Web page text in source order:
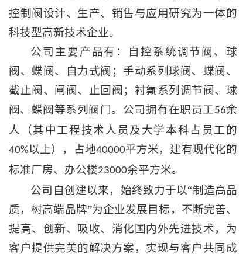
控制阀设计、生产、销售与应用研究为一体的
科技型高新技术企业。
公司主要产品有：自控系统调节阀、球
阀、蝶阀、自力式阀；手动系列球阀、蝶阀、
截止阀、闸阀、止回阀；衬氟系列调节阀、球
阀、蝶阀等系列阀门。公司拥有在职员工 56余
人（其中工程技术人员及大学本科占员工的
40%以上），占地40000平方米，建有现代化的
标准厂房、办公楼23000余平方米。
公司自创建以来，始终致力于以“制造高品
质，树高端品牌”为企业发展目标，不断完善、
提高、创新、吸收、消化国内外先进技术，为
客户提供完美的解决方案，实现与客户共同成